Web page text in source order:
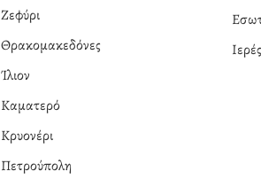
Ζεφύρι
Θρακομακεδόνες
Ίλιον
Καματερό
Κρυονέρι
Πετρούπολη